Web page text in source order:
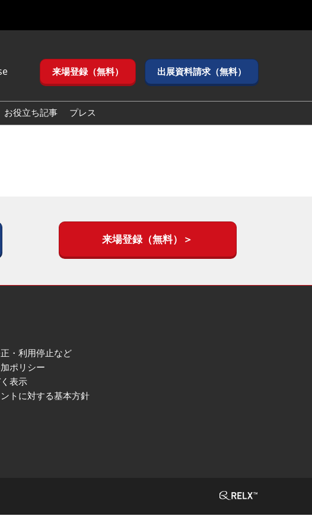
来場登録（無料） 出展資料請求（無料）
お役立ち記事 プレス
来場登録（無料）＞
・利用停止など
ポリシー
表示
トに対する基本方針